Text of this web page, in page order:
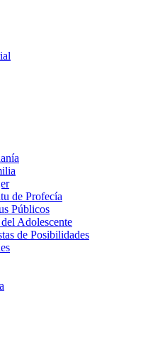
de Profecía
Públicos
Adolescente
de Posibilidades